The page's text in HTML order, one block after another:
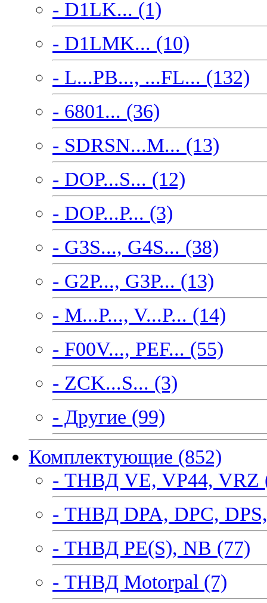
- D1LK... (1)
- D1LMK... (10)
- L...PB..., ...FL... (132)
- 6801... (36)
- SDRSN...M... (13)
- DOP...S... (12)
- DOP...P... (3)
- G3S..., G4S... (38)
- G2P..., G3P... (13)
- M...P..., V...P... (14)
- F00V..., PEF... (55)
- ZCK...S... (3)
- Другие (99)
Комплектующие (852)
- ТНВД VE, VP44, VRZ
- ТНВД DPA, DPC,
- ТНВД PE(S), NB (77)
- ТНВД Motorpal (7)